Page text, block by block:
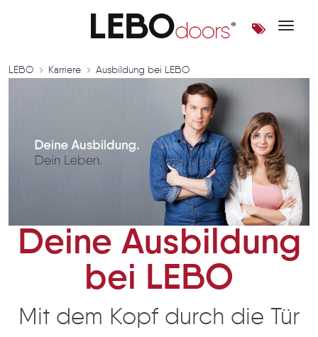
Toggle
Deine Ausbildung bei LEBO
LEBO Karriere Ausbildung bei LEBO
Deine Ausbildung
bei LEBO
Mit dem Kopf durch die Tür